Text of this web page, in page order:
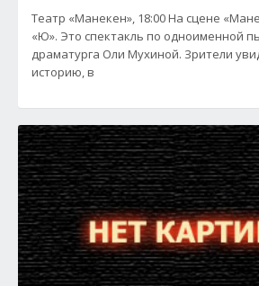
Театр «Манекен», 18:00 На сцене
«Ю». Это спектакль по одноименной
драматурга Оли Мухиной. Зрители
историю, в